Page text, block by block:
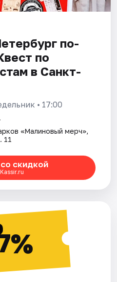
по-
по
в Санкт-
• 17:00
«Малиновый мерч»,
11
скидкой